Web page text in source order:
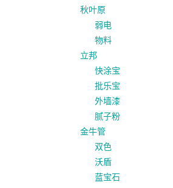
秋叶原
弱电
物料
立邦
快涂宝
批乐宝
外墙漆
腻子粉
金牛管
双色
沃盾
蓝宝石